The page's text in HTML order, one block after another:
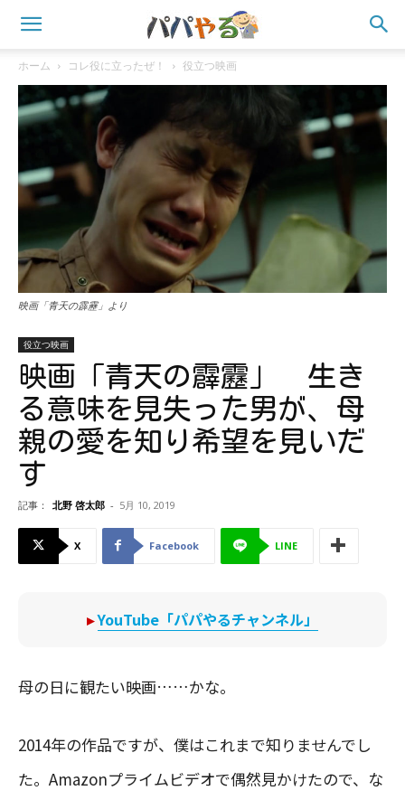
ホーム コレ役に立ったぜ！ 役立つ映画
映画「青天の霹靂」より
役立つ映画
映画「青天の霹靂」 生き
る意味を見失った男が、母
親の愛を知り希望を見いだ
す
記事： 北野 啓太郎 - 5月 10, 2019
X Facebook LINE
▸YouTube「パパやるチャンネル」
母の日に観たい映画……かな。
2014年の作品ですが、僕はこれまで知りませんでし
た。Amazonプライムビデオで偶然見かけたので、な